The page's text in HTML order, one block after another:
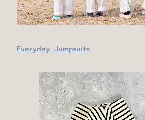
Everyday, Jumpsuits